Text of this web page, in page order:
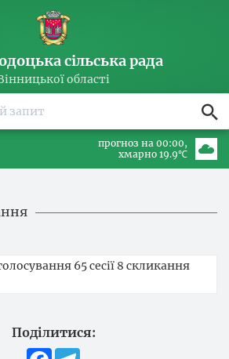
сільська рада
області
прогноз на 00:00
хмарно 19.9℃
65 сесії 8 скликання
Поділитися:
Facebook